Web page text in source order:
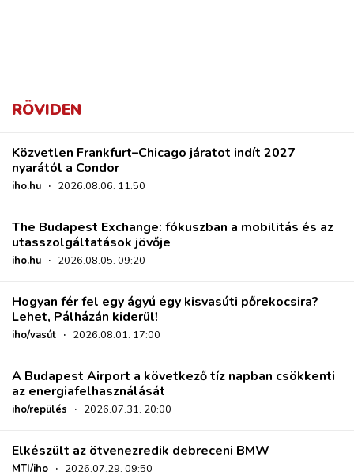
RÖVIDEN
Közvetlen Frankfurt–Chicago járatot indít 2027
nyarától a Condor
iho.hu · 2026.08.06. 11:50
The Budapest Exchange: fókuszban a mobilitás és az
utasszolgáltatások jövője
iho.hu · 2026.08.05. 09:20
Hogyan fér fel egy ágyú egy kisvasúti pőrekocsira?
Lehet, Pálházán kiderül!
iho/vasút · 2026.08.01. 17:00
A Budapest Airport a következő tíz napban csökkenti
az energiafelhasználását
iho/repülés · 2026.07.31. 20:00
Elkészült az ötvenezredik debreceni BMW
MTI/iho · 2026.07.29. 09:50